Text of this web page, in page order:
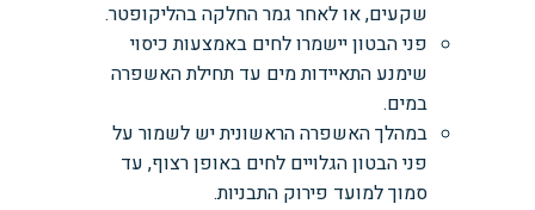
שקעים, או לאחר גמר החלקה בהליקופטר.
פני הבטון יישמרו לחים באמצעות כיסוי
שימנע התאיידות מים עד תחילת האשפרה
במים.
במהלך האשפרה הראשונית יש לשמור על
פני הבטון הגלויים לחים באופן רצוף, עד
סמוך למועד פירוק התבניות.